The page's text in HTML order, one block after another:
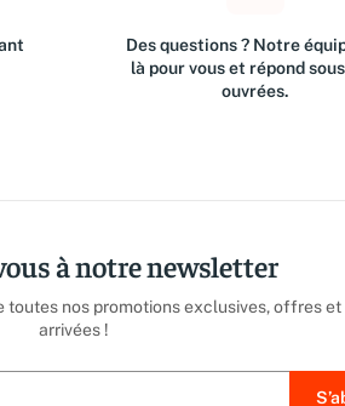
Des questions ? Notre
là pour vous et répond
ouvrées.
à notre newsletter
toutes nos promotions exclusives, offres
arrivées !